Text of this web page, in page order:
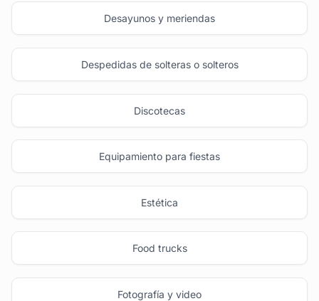
Desayunos y meriendas
Despedidas de solteras o solteros
Discotecas
Equipamiento para fiestas
Estética
Food trucks
Fotografía y video